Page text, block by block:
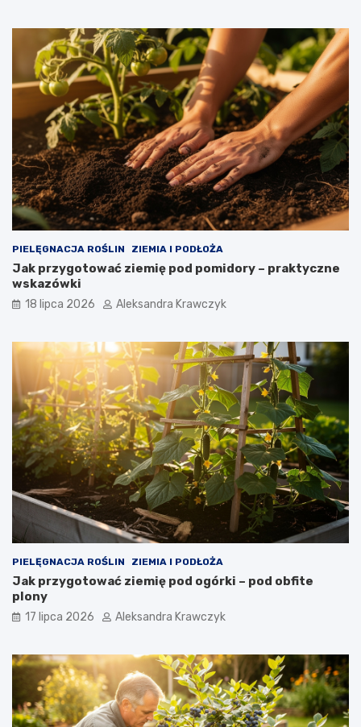
PIELĘGNACJA ROŚLIN ZIEMIA I PODŁOŻA
Jak przygotować ziemię pod pomidory – praktyczne
wskazówki
18 lipca 2026 Aleksandra Krawczyk
PIELĘGNACJA ROŚLIN ZIEMIA I PODŁOŻA
Jak przygotować ziemię pod ogórki – pod obfite
plony
17 lipca 2026 Aleksandra Krawczyk